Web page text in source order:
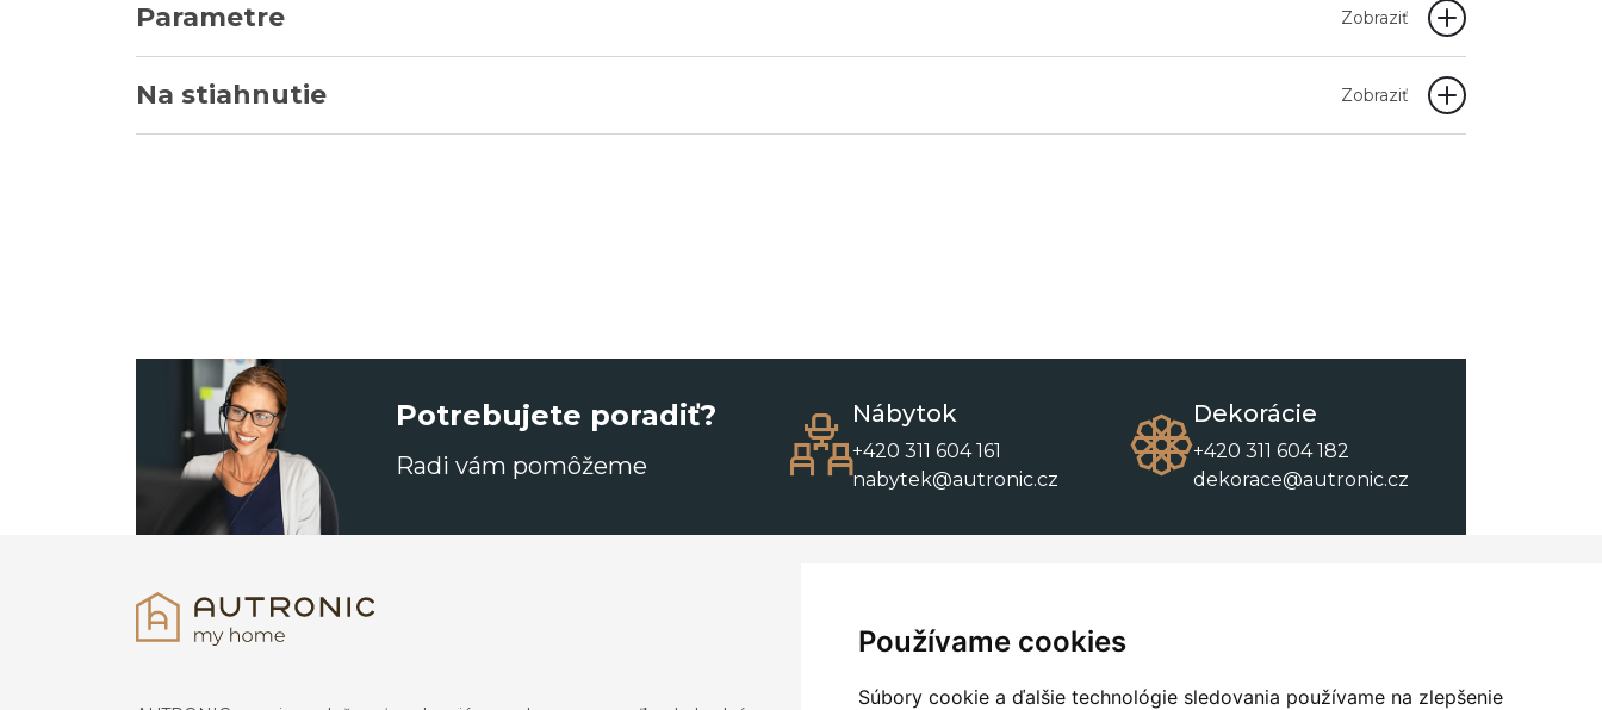
Používame cookies
Súbory cookie a ďalšie technológie sledovania používame na zlepšenie
Parametre Zobraziť
Na stiahnutie Zobraziť
Potrebujete poradiť?
Radi vám pomôžeme
Nábytok
+420 311 604 161
nabytek@autronic.cz
Dekorácie
+420 311 604 182
dekorace@autronic.cz
Kontakty